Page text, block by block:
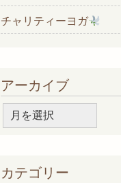
チャリティーヨガ
アーカイブ
ー
ブ
カテゴリー